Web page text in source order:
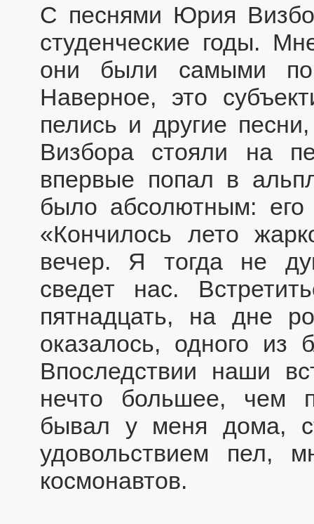
С песнями Юрия
студенческие годы.
они были самыми
Наверное, это
пелись и другие
Визбора стояли на
впервые попал в
было абсолютным:
«Кончилось лето
вечер. Я тогда не
сведет нас.
пятнадцать, на дне
оказалось, одного из
Впоследствии наши
нечто большее, чем
бывал у меня дома,
удовольствием пел,
космонавтов.